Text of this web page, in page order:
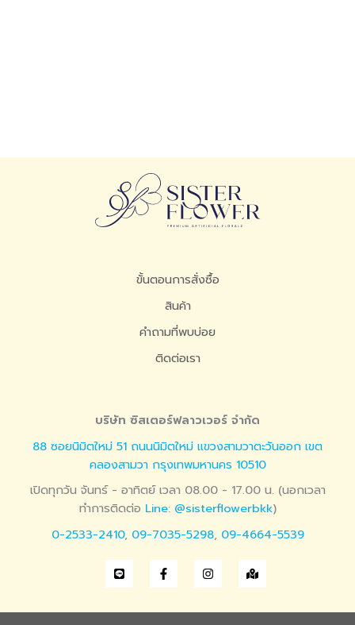
ขั้นตอนการสั่งซื้อ
สินค้า
คำถามที่พบบ่อย
ติดต่อเรา
บริษัท ซิสเตอร์ฟลาวเวอร์ จำกัด
88 ซอยนิมิตใหม่ 51 ถนนนิมิตใหม่ แขวงสามวาตะวันออก เขต
คลองสามวา กรุงเทพมหานคร 10510
เปิดทุกวัน จันทร์ - อาทิตย์ เวลา 08.00 - 17.00 น. (นอกเวลา
ทำการติดต่อ Line: @sisterflowerbkk)
0-2533-2410, 09-7035-5298, 09-4664-5539